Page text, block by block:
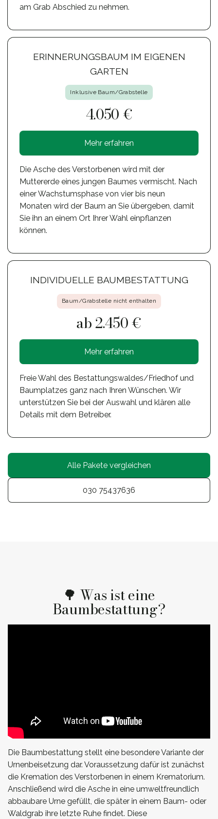
am Grab Abschied zu nehmen.
ERINNERUNGSBAUM IM EIGENEN
GARTEN
Inklusive Baum/Grabstelle
4.050 €
Mehr erfahren
Die Asche des Verstorbenen wird mit der
Muttererde eines jungen Baumes vermischt. Nach
einer Wachstumsphase von vier bis neun
Monaten wird der Baum an Sie übergeben, damit
Sie ihn an einem Ort Ihrer Wahl einpflanzen
können.
INDIVIDUELLE BAUMBESTATTUNG
Baum/Grabstelle nicht enthalten
ab 2.450 €
Mehr erfahren
Freie Wahl des Bestattungswaldes/Friedhof und
Baumplatzes ganz nach Ihren Wünschen. Wir
unterstützen Sie bei der Auswahl und klären alle
Details mit dem Betreiber.
Alle Pakete vergleichen
030 75437636
🌳 Was ist eine
Baumbestattung?
Die Baumbestattung stellt eine besondere Variante der
Urnenbeisetzung dar. Voraussetzung dafür ist zunächst
die Kremation des Verstorbenen in einem Krematorium.
Anschließend wird die Asche in eine umweltfreundlich
abbaubare Urne gefüllt, die später in einem Baum- oder
Waldgrab ihre letzte Ruhe findet. Diese